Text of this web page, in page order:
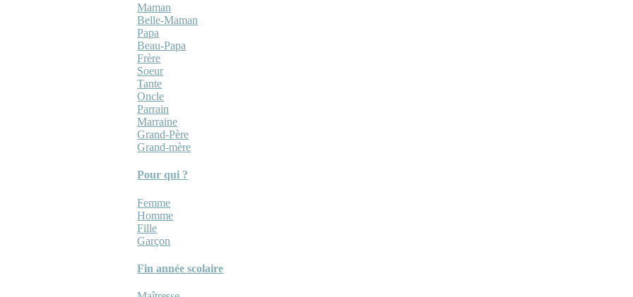
Maman
Belle-Maman
Papa
Beau-Papa
Frère
Soeur
Tante
Oncle
Parrain
Marraine
Grand-Père
Grand-mère
Pour qui ?
Femme
Homme
Fille
Garçon
Fin année scolaire